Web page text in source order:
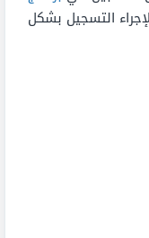
التسجيل بشكل